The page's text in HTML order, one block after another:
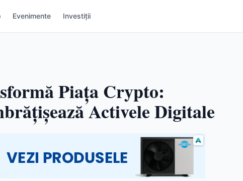
Evenimente Investiții
Piața Crypto:
Activele Digitale